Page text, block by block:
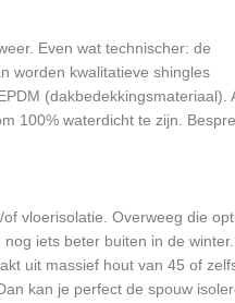
Even wat technischer: de
worden kwalitatieve shingles
(dakbedekkingsmateriaal).
100% waterdicht te zijn.
vloerisolatie. Overweeg die
iets beter buiten in de
uit massief hout van 45 of
kan je perfect de spouw